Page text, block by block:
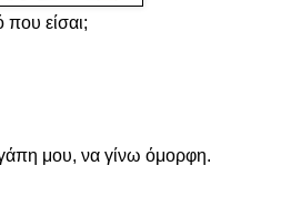
είσαι;
μου, να γίνω όμορφη.